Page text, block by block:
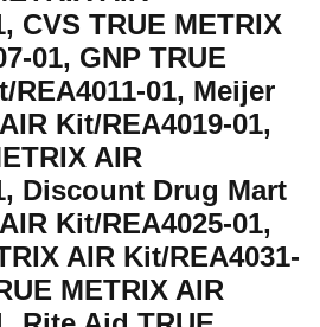
CVS TRUE METRIX
01, GNP TRUE
REA4011-01, Meijer
Kit/REA4019-01,
AIR
Discount Drug Mart
Kit/REA4025-01,
AIR Kit/REA4031-
METRIX AIR